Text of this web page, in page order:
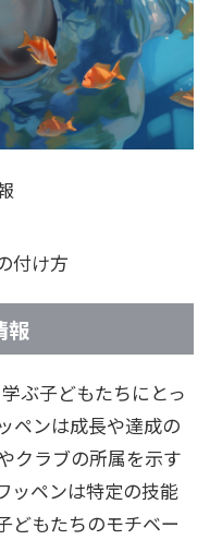
付け方
報
ぶ子どもたちにとっ
ペンは成長や達成の
クラブの所属を示す
ッペンは特定の技能
どもたちのモチベー